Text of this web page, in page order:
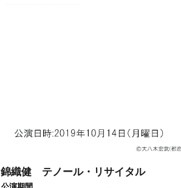
錦織健 テノール・リサイタル